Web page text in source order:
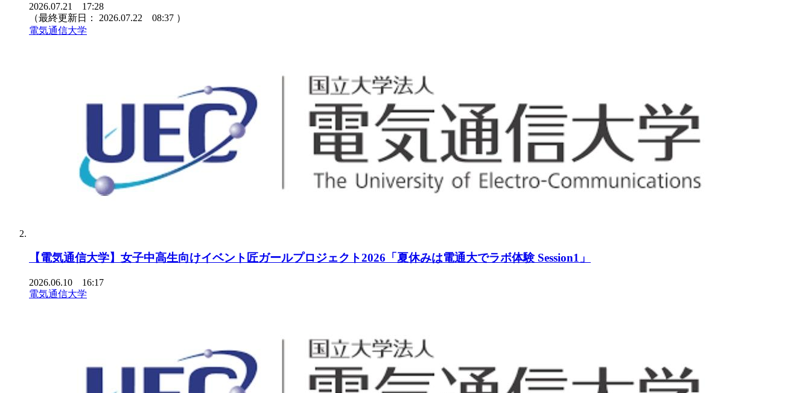
2026.07.21 17:28
（最終更新日： 2026.07.22 08:37 ）
電気通信大学
【電気通信大学】女子中高生向けイベント匠ガールプロジェクト2026「夏休みは電通大でラボ体験 Session1」
2026.06.10 16:17
電気通信大学